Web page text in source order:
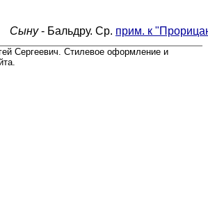
Сыну- Бальдру. Ср. прим. к
Сергеевич. Стилевое оформление и